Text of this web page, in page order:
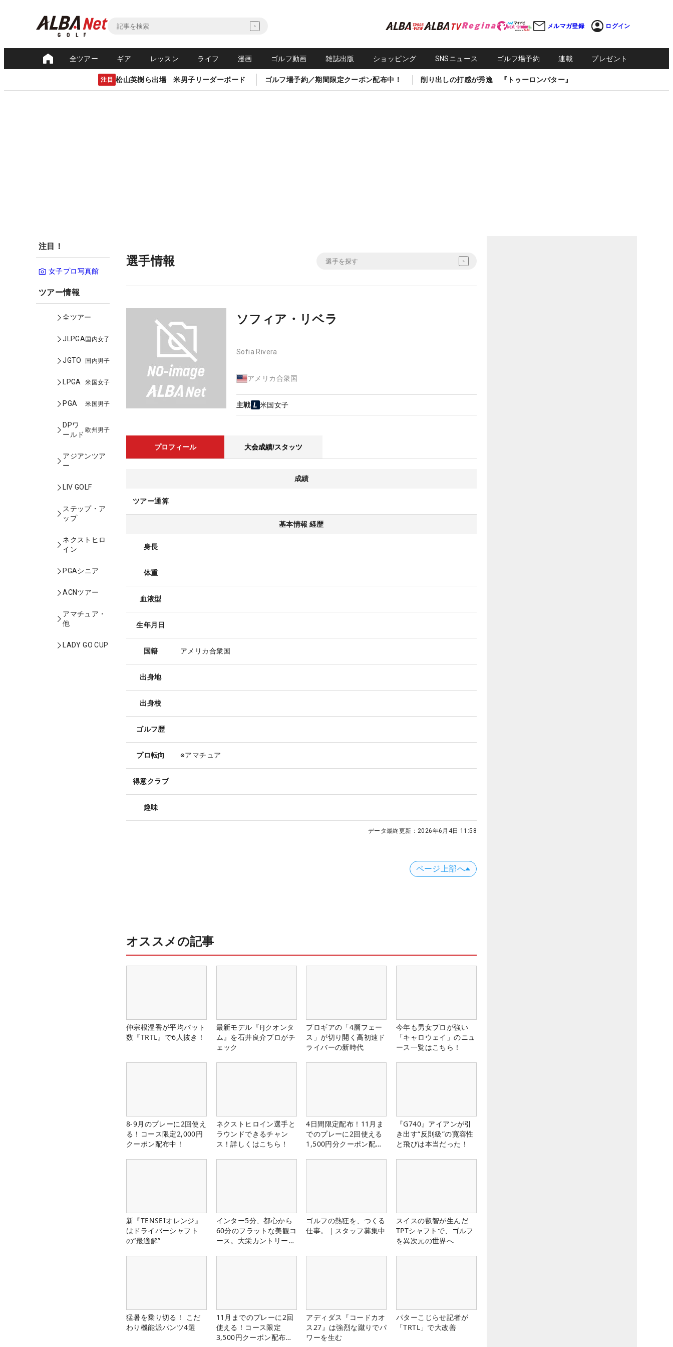
メルマガ登録 ログイン
全ツアー ギア レッスン ライフ 漫画 ゴルフ動画 雑誌出版 ショッピング SNSニュース ゴルフ場予約 連載 プレゼント
注目 松山英樹ら出場 米男子リーダーボード ゴルフ場予約／期間限定クーポン配布中！ 削り出しの打感が秀逸 『トゥーロンパター』
注目！
女子プロ写真館
ツアー情報
全ツアー
JLPGA国内女子
JGTO 国内男子
LPGA 米国女子
PGA 米国男子
DPワ
ールド
欧州男子
アジアンツア
ー
LIV GOLF
ステップ・ア
ップ
ネクストヒロ
イン
PGAシニア
ACNツアー
アマチュア・
他
LADY GO CUP
選手情報
ソフィア・リベラ
Sofia Rivera
アメリカ合衆国
主戦 米国女子
プロフィール 大会成績/スタッツ
成績
ツアー通算
基本情報 経歴
身長
体重
血液型
生年月日
国籍 アメリカ合衆国
出身地
出身校
ゴルフ歴
プロ転向 ※アマチュア
得意クラブ
趣味
データ最終更新： 2026年6月4日 11:58
ページ上部へ
オススメの記事
仲宗根澄香が平均パット
数『TRTL』で6人抜き！
最新モデル『FJクオンタ
ム』を石井良介プロがチ
ェック
プロギアの「4層フェー
ス」が切り開く高初速ド
ライバーの新時代
今年も男女プロが強い
「キャロウェイ」のニュ
ース一覧はこちら！
8-9月のプレーに2回使え
る！コース限定2,000円
クーポン配布中！
ネクストヒロイン選手と
ラウンドできるチャン
ス！詳しくはこちら！
4日間限定配布！11月ま
でのプレーに2回使える
1,500円分クーポン配布
『G740』アイアンが引
き出す“反則級”の寛容性
と飛びは本当だった！
新『TENSEIオレンジ』
はドライバーシャフト
の“最適解”
インター5分、都心から
60分のフラットな美観コ
ース。大栄カントリー俱
ゴルフの熱狂を、つくる
仕事。｜スタッフ募集中
スイスの叡智が生んだ
TPTシャフトで、ゴルフ
を異次元の世界へ
猛暑を乗り切る！ こだ
わり機能派パンツ4選
11月までのプレーに2回
使える！コース限定
3,500円クーポン配布
アディダス『コードカオ
ス27』は強烈な蹴りでパ
ワーを生む
パターこじらせ記者が
「TRTL」で大改善